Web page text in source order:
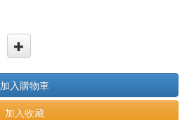
加入購物車
加入收藏